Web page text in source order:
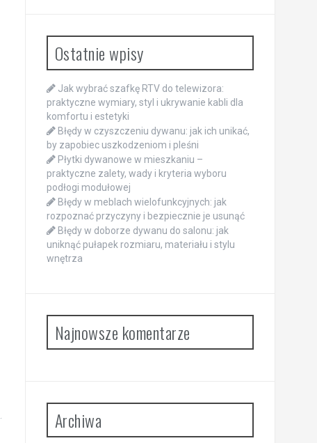
Ostatnie wpisy
Jak wybrać szafkę RTV do telewizora:
praktyczne wymiary, styl i ukrywanie kabli dla
komfortu i estetyki
Błędy w czyszczeniu dywanu: jak ich unikać,
by zapobiec uszkodzeniom i pleśni
Płytki dywanowe w mieszkaniu –
praktyczne zalety, wady i kryteria wyboru
podłogi modułowej
Błędy w meblach wielofunkcyjnych: jak
rozpoznać przyczyny i bezpiecznie je usunąć
Błędy w doborze dywanu do salonu: jak
uniknąć pułapek rozmiaru, materiału i stylu
wnętrza
Najnowsze komentarze
Archiwa